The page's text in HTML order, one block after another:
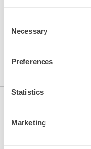
Selection
Necessary
Preferences
Statistics
Marketing